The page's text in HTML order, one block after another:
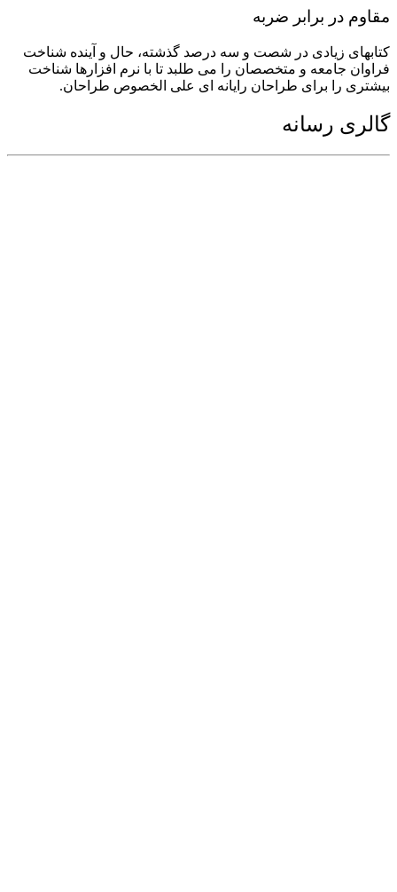
مقاوم در برابر ضربه
کتابهای زیادی در شصت و سه درصد گذشته، حال و آینده شناخت
فراوان جامعه و متخصصان را می طلبد تا با نرم افزارها شناخت
بیشتری را برای طراحان رایانه ای علی الخصوص طراحان.
گالری رسانه